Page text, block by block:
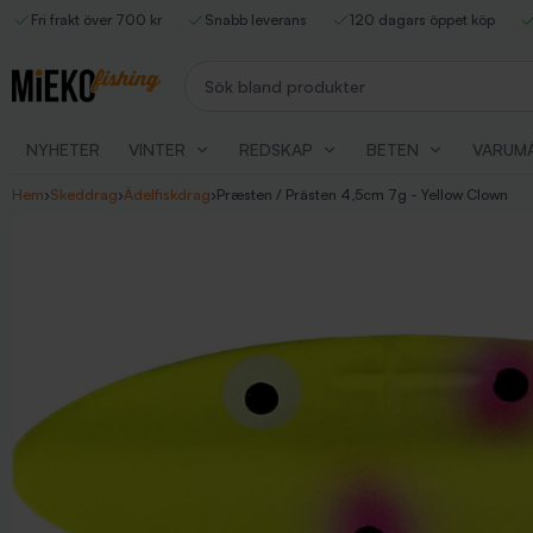
Fri frakt över 700 kr Snabb leverans 120 dagars öppet köp
NYHETER VINTER REDSKAP BETEN
Hem›Skeddrag›Ädelfiskdrag›Præsten / Prästen 4,5cm 7g - Yellow Clown